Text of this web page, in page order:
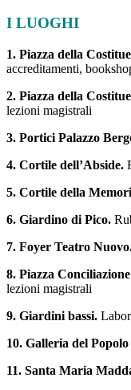
I LUOGHI
1. Piazza della
accreditamenti,
2. Piazza della
lezioni magistrali
3. Portici Palazzo
4. Cortile dell’Abside.
5. Cortile della
6. Giardino di Pico.
7. Foyer Teatro
8. Piazza
lezioni magistrali
9. Giardini bassi.
10. Galleria del Popolo
11. Santa Maria